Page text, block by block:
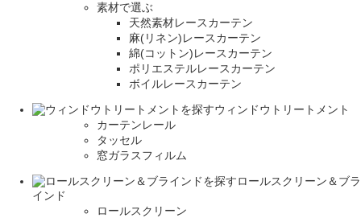
素材で選ぶ
天然素材レースカーテン
麻(リネン)レースカーテン
綿(コットン)レースカーテン
ポリエステルレースカーテン
ボイルレースカーテン
ウィンドウトリートメント
カーテンレール
タッセル
窓ガラスフィルム
ロールスクリーン＆ブラ
インド
ロールスクリーン